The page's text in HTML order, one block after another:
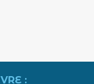
: